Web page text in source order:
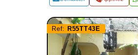
Ref: R55TT43E